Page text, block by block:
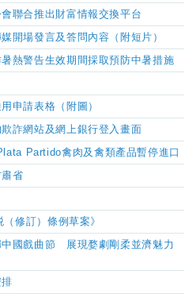
聯合推出財富情報交換平台
開場發言及答問內容（附短片）
熱警告生效期間採取預防中暑措施
申請表格 （附圖）
詐網站及網上銀行登入畫面
Partido禽肉及禽類產品暫停進口
省
修訂）條例草案》
國戲曲節 展現婺劇剛柔並濟魅力